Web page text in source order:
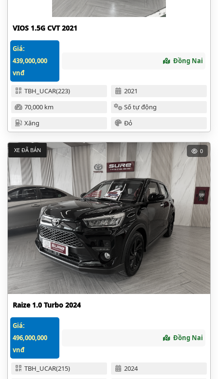
VIOS 1.5G CVT 2021
Giá:
439,000,000
vnđ
Đồng Nai
TBH_UCAR(223)
2021
70,000 km
Số tự động
Xăng
Đỏ
Raize 1.0 Turbo 2024
Giá:
496,000,000
vnđ
Đồng Nai
TBH_UCAR(215)
2024
XE ĐÃ BÁN 0